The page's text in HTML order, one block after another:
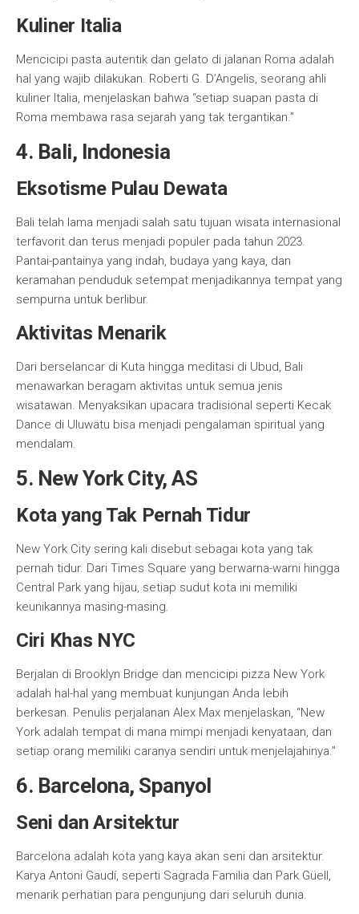
Kuliner Italia
Mencicipi pasta autentik dan gelato di jalanan Roma adalah
hal yang wajib dilakukan. Roberti G. D’Angelis, seorang ahli
kuliner Italia, menjelaskan bahwa “setiap suapan pasta di
Roma membawa rasa sejarah yang tak tergantikan.”
4. Bali, Indonesia
Eksotisme Pulau Dewata
Bali telah lama menjadi salah satu tujuan wisata internasional
terfavorit dan terus menjadi populer pada tahun 2023.
Pantai-pantainya yang indah, budaya yang kaya, dan
keramahan penduduk setempat menjadikannya tempat yang
sempurna untuk berlibur.
Aktivitas Menarik
Dari berselancar di Kuta hingga meditasi di Ubud, Bali
menawarkan beragam aktivitas untuk semua jenis
wisatawan. Menyaksikan upacara tradisional seperti Kecak
Dance di Uluwatu bisa menjadi pengalaman spiritual yang
mendalam.
5. New York City, AS
Kota yang Tak Pernah Tidur
New York City sering kali disebut sebagai kota yang tak
pernah tidur. Dari Times Square yang berwarna-warni hingga
Central Park yang hijau, setiap sudut kota ini memiliki
keunikannya masing-masing.
Ciri Khas NYC
Berjalan di Brooklyn Bridge dan mencicipi pizza New York
adalah hal-hal yang membuat kunjungan Anda lebih
berkesan. Penulis perjalanan Alex Max menjelaskan, “New
York adalah tempat di mana mimpi menjadi kenyataan, dan
setiap orang memiliki caranya sendiri untuk menjelajahinya.”
6. Barcelona, Spanyol
Seni dan Arsitektur
Barcelona adalah kota yang kaya akan seni dan arsitektur.
Karya Antoni Gaudí, seperti Sagrada Familia dan Park Güell,
menarik perhatian para pengunjung dari seluruh dunia.